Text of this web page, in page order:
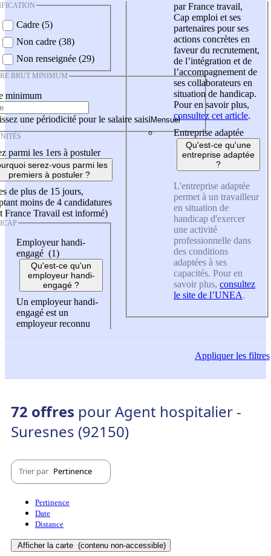
Cadre (5)
Non cadre (38)
Non renseignée (29)
BRUT MINIMUM
minimum
une périodicité pour le salaire saisi
parmi les 1ers à postuler
serez-vous parmi les
premiers à postuler ?
de plus de 15 jours,
moins de 4 candidatures
France Travail est informé)
Employeur handi-
engagé (1)
Qu'est-ce qu'un
employeur handi-
engagé ?
Un employeur handi-
engagé est un
employeur reconnu
par France travail,
Cap emploi et ses
partenaires pour ses
actions concrètes en
faveur du recrutement,
de l’intégration et de
l’accompagnement de
ses collaborateurs en
situation de handicap.
Pour en savoir plus,
consultez cet article.
Entreprise adaptée
Qu'est-ce qu'une
entreprise adaptée
?
L'entreprise adaptée
permet à un travailleur
en situation de
handicap d'exercer
une activité
professionnelle dans
des conditions
adaptées à ses
capacités. Pour en
savoir plus, consultez
le site de l’UNEA.
Appliquerles filtres
72 offres pour Agent hospitalier -
Suresnes (92150)
Trier par Pertinence
Pertinence
Date
Distance
Afficher la carte (contenu non-accessible)